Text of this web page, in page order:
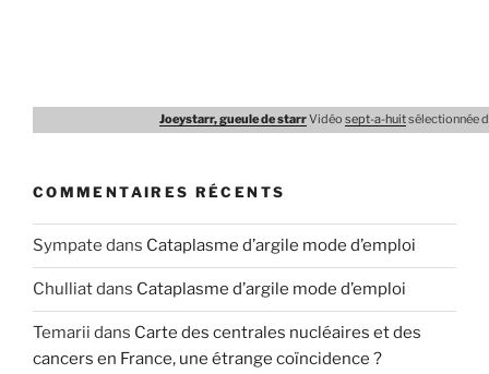
Joeystarr, gueule de starrVidéo sept-a-huitsélectionnée
COMMENTAIRES RÉCENTS
Sympate dans Cataplasme d’argile mode d’emploi
Chulliatdans Cataplasme d’argile mode d’emploi
Temarii dans Carte des centrales nucléaires et des
cancers en France, une étrange coïncidence ?